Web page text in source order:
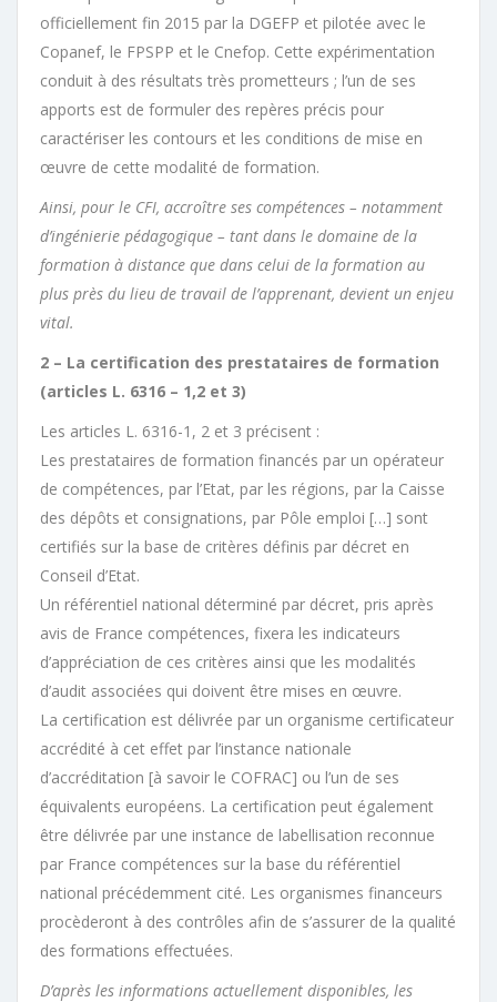
officiellement fin 2015 par la DGEFP et pilotée avec le
Copanef, le FPSPP et le Cnefop. Cette expérimentation
conduit à des résultats très prometteurs ; l’un de ses
apports est de formuler des repères précis pour
caractériser les contours et les conditions de mise en
œuvre de cette modalité de formation.
Ainsi, pour le CFI, accroître ses compétences – notamment
d’ingénierie pédagogique – tant dans le domaine de la
formation à distance que dans celui de la formation au
plus près du lieu de travail de l’apprenant, devient un enjeu
vital.
2 – La certification des prestataires de formation
(articles L. 6316 – 1,2 et 3)
Les articles L. 6316-1, 2 et 3 précisent :
Les prestataires de formation financés par un opérateur
de compétences, par l’Etat, par les régions, par la Caisse
des dépôts et consignations, par Pôle emploi […] sont
certifiés sur la base de critères définis par décret en
Conseil d’Etat.
Un référentiel national déterminé par décret, pris après
avis de France compétences, fixera les indicateurs
d’appréciation de ces critères ainsi que les modalités
d’audit associées qui doivent être mises en œuvre.
La certification est délivrée par un organisme certificateur
accrédité à cet effet par l’instance nationale
d’accréditation [à savoir le COFRAC] ou l’un de ses
équivalents européens. La certification peut également
être délivrée par une instance de labellisation reconnue
par France compétences sur la base du référentiel
national précédemment cité. Les organismes financeurs
procèderont à des contrôles afin de s’assurer de la qualité
des formations effectuées.
D’après les informations actuellement disponibles, les